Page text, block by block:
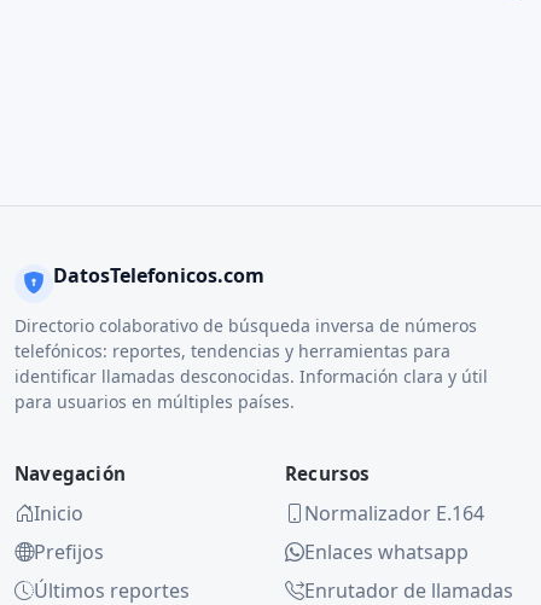
DatosTelefonicos.com
Directorio colaborativo de búsqueda inversa de números
telefónicos: reportes, tendencias y herramientas para
identificar llamadas desconocidas. Información clara y útil
para usuarios en múltiples países.
Navegación
Inicio
Prefijos
Últimos reportes
Recursos
Normalizador E.164
Enlaces whatsapp
Enrutador de llamadas